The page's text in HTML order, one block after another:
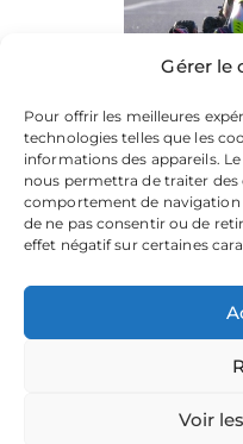
Gérer le
Pour offrir les meilleures
technologies telles que les
informations des appareils.
nous permettra de traiter des
comportement de navigation
de ne pas consentir ou de
effet négatif sur certaines
Voir